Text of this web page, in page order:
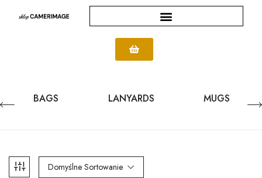
BAGS LANYARDS MUGS
Domyślne Sortowanie